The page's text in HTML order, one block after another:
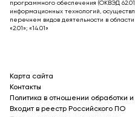
программного обеспечения (ОКВЭД
информационных технологий,
перечнем видов деятельности в
«2.01»; «14.01»
Карта сайта
Контакты
Политика в отношении обработки
Входит в реестр Российского ПО